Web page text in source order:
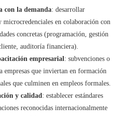
con la demanda: desarrollar
microcredenciales en colaboración con
concretas (programación, gestión
auditoría financiera).
empresarial: subvenciones o
empresas que inviertan en formación
que culminen en empleos formales.
y calidad: establecer estándares
reconocidas internacionalmente